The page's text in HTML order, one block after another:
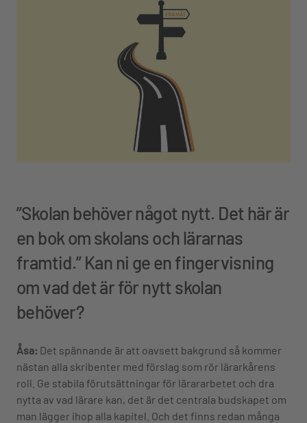
”Skolan behöver något nytt. Det här är
en bok om skolans och lärarnas
framtid.” Kan ni ge en fingervisning
om vad det är för nytt skolan
behöver?
Åsa: Det spännande är att oavsett bakgrund så kommer
nästan alla skribenter med förslag som rör lärarkårens
roll. Ge stabila förutsättningar för lärararbetet och dra
nytta av vad lärare kan, det är det centrala budskapet om
man lägger ihop alla kapitel. Och det finns redan många